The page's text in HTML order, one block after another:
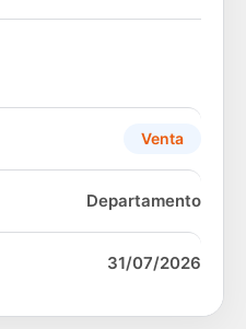
Venta
Departamento
31/07/2026